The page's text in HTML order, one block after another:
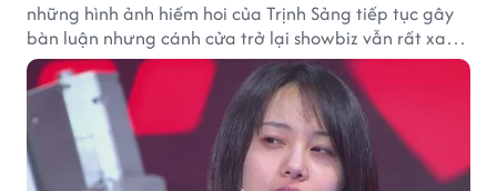
những hình ảnh hiếm hoi của Trịnh Sảng tiếp tục gây
bàn luận nhưng cánh cửa trở lại showbiz vẫn rất xa
vời.